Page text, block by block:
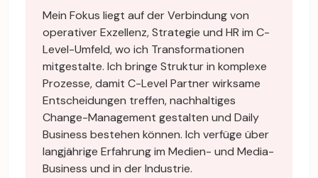
Mein Fokus liegt auf der Verbindung von
operativer Exzellenz, Strategie und HR im C-
Level-Umfeld, wo ich Transformationen
mitgestalte. Ich bringe Struktur in komplexe
Prozesse, damit C-Level Partner wirksame
Entscheidungen treffen, nachhaltiges
Change-Management gestalten und Daily
Business bestehen können. Ich verfüge über
langjährige Erfahrung im Medien- und Media-
Business und in der Industrie.